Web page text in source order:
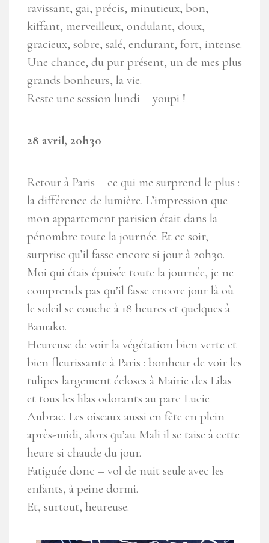
ravissant, gai, précis, minutieux, bon,
kiffant, merveilleux, ondulant, doux,
gracieux, sobre, salé, endurant, fort, intense.
Une chance, du pur présent, un de mes plus
grands bonheurs, la vie.
Reste une session lundi – youpi !
28 avril, 20h30
Retour à Paris – ce qui me surprend le plus :
la différence de lumière. L’impression que
mon appartement parisien était dans la
pénombre toute la journée. Et ce soir,
surprise qu’il fasse encore si jour à 20h30.
Moi qui étais épuisée toute la journée, je ne
comprends pas qu’il fasse encore jour là où
le soleil se couche à 18 heures et quelques à
Bamako.
Heureuse de voir la végétation bien verte et
bien fleurissante à Paris : bonheur de voir les
tulipes largement écloses à Mairie des Lilas
et tous les lilas odorants au parc Lucie
Aubrac. Les oiseaux aussi en fête en plein
après-midi, alors qu’au Mali il se taise à cette
heure si chaude du jour.
Fatiguée donc – vol de nuit seule avec les
enfants, à peine dormi.
Et, surtout, heureuse.